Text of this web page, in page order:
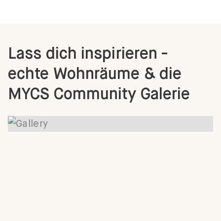
Lass dich inspirieren -
echte Wohnräume & die
MYCS Community Galerie